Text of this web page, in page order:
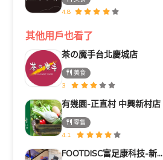
4.8
其他用戶也看了
茶の魔手台北慶城店
美食
3
有幾園-正直村 中興新村店
零售
4.1
FOOTDISC富足康科技-新光三越-桃園站前店